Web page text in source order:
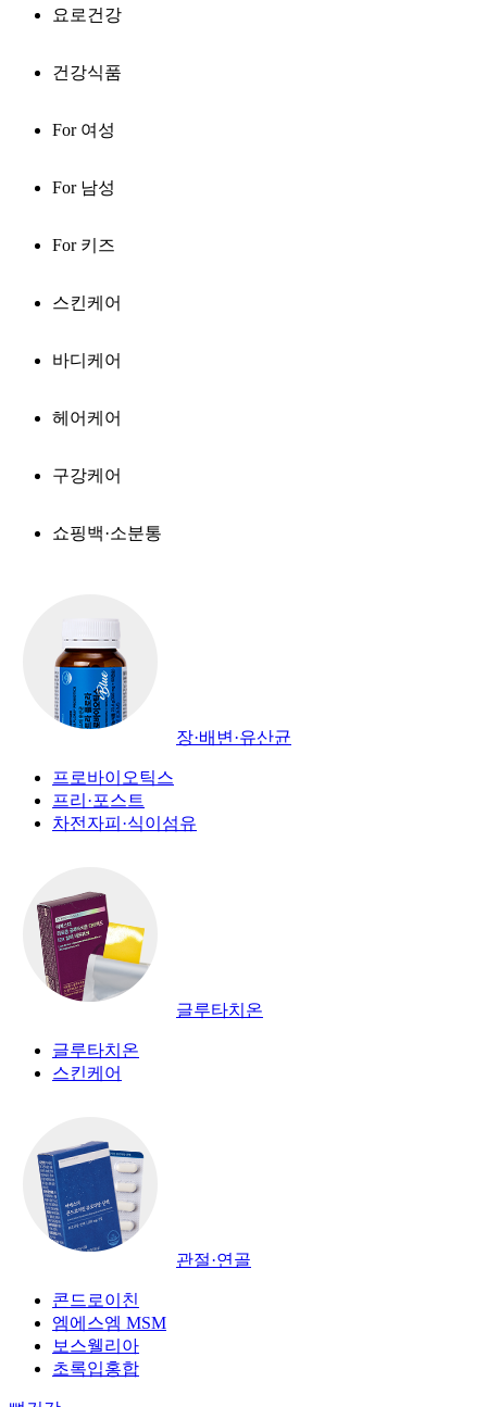
요로건강
건강식품
For 여성
For 남성
For 키즈
스킨케어
바디케어
헤어케어
구강케어
쇼핑백·소분통
장·배변·유산균
프로바이오틱스
프리·포스트
차전자피·식이섬유
글루타치온
글루타치온
스킨케어
관절·연골
콘드로이친
엠에스엠 MSM
보스웰리아
초록입홍합